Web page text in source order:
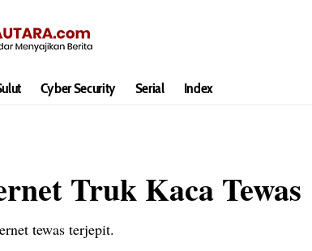
Cyber Security Serial Index
Truk Kaca Tewas
tewas terjepit.